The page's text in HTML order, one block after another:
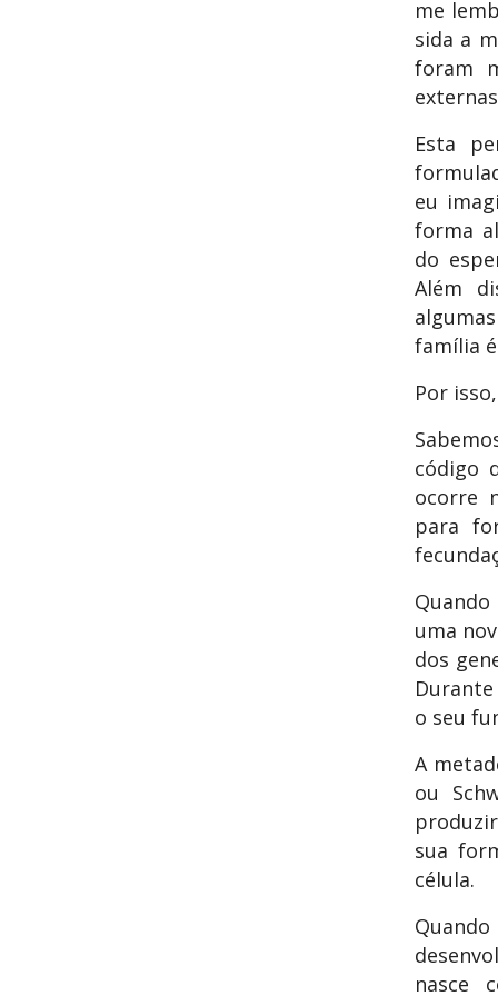
me
sida a
foram
Esta
eu
forma
do
Além
família
Por
código
ocorre
para
uma
dos
o seu
A
ou
sua
célula.
nasce